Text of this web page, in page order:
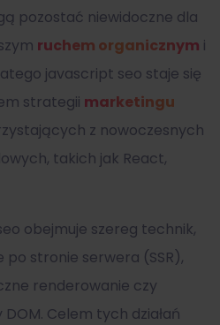
pozostać niewidoczne dla
ruchem organicznym i
javascript seo staje się
strategii marketingu
z nowoczesnych
takich jak React,
obejmuje szereg technik,
stronie serwera (SSR),
renderowanie czy
Celem tych działań